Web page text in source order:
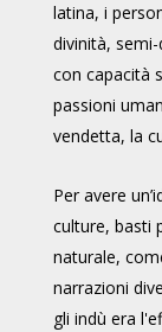
latina, i
divinità,
con capacità
passioni
vendetta, la
Per avere
culture, basti
naturale,
narrazioni
gli indù era